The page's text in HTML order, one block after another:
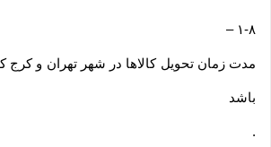
۱-۸ –
باشد
.